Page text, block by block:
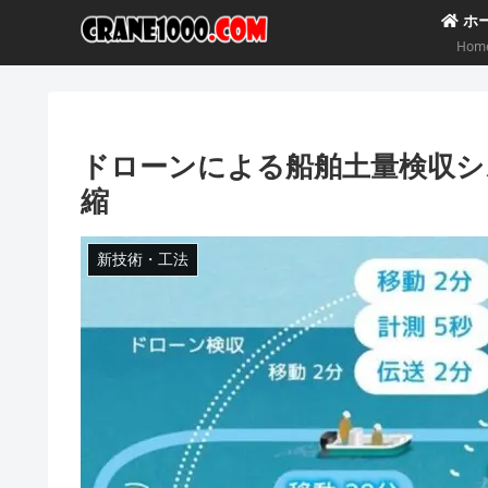
ホ
ドローンによる船舶土量検収
縮
新技術・工法